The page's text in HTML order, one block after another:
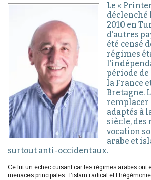
Le «
déclenché
2010 en
d’autres
été censé
régimes
période
la France
Bretagne.
remplacer
adaptés à
siècle, des
vocation
arabe et
surtout anti-occidentaux.
Ce fut un échec cuisant car les régimes arabes ont
menaces principales : l’islam radical et